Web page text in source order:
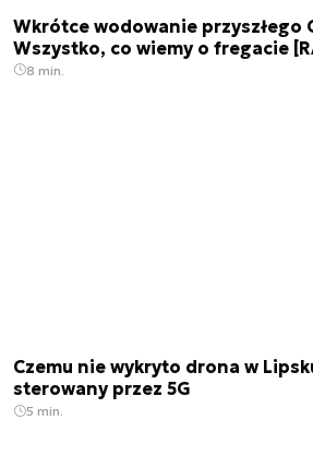
Wkrótce wodowanie przyszłego
Wszystko, co wiemy o fregacie
8 min.
Czemu nie wykryto drona w
sterowany przez 5G
5 min.